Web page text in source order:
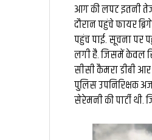
आग की लपट इतनी तेज
दौरान पहुंचे फायर
पहुंच पाई. सूचना पर
लगी है. जिसमें केवल
सीसी कैमरा डीबी
पुलिस उपनिरिक्षक
सेरेमनी की पार्टी